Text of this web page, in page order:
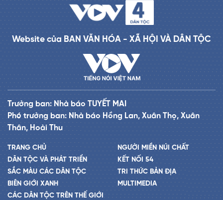
Website của BAN VĂN HÓA - XÃ HỘI VÀ DÂN TỘC
Trưởng ban: Nhà báo TUYẾT MAI
Phó trưởng ban: Nhà báo Hồng Lan, Xuân Thọ, Xuân
Thân, Hoài Thu
TRANG CHỦ
DÂN TỘC VÀ PHÁT TRIỂN
SẮC MÀU CÁC DÂN TỘC
BIÊN GIỚI XANH
CÁC DÂN TỘC TRÊN THẾ GIỚI
NGƯỜI MIỀN NÚI CHẤT
KẾT NỐI 54
TRI THỨC BẢN ĐỊA
MULTIMEDIA